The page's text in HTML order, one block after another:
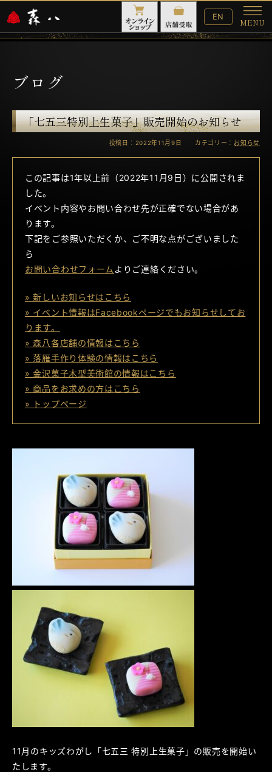
English
Website
EN
MENU
メ
ニ
ブログ
「七五三特別上生菓子」販売開始のお知らせ
投稿日：2022年11月9日 カテゴリー： お知らせ
この記事は1年以上前（2022年11月9日）に公開されま
した。
イベント内容やお問い合わせ先が正確でない場合があ
ります。
下記をご参照いただくか、ご不明な点がございました
ら
お問い合わせフォーム よりご連絡ください。
» 新しいお知らせはこちら
» イベント情報はFacebookページでもお知らせしてお
ります。
» 森八各店舗の情報はこちら
» 落雁手作り体験の情報はこちら
» 金沢菓子木型美術館の情報はこちら
» 商品をお求めの方はこちら
» トップページ
11月のキッズわがし「七五三 特別上生菓子」の販売を開始い
たします。